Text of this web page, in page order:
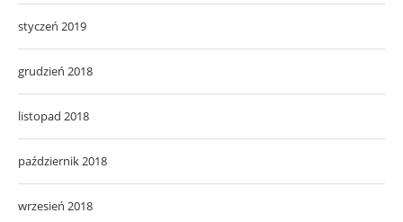
styczeń 2019
grudzień 2018
listopad 2018
październik 2018
wrzesień 2018